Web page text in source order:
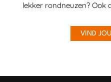
lekker rondneuzen? Ook
VIND